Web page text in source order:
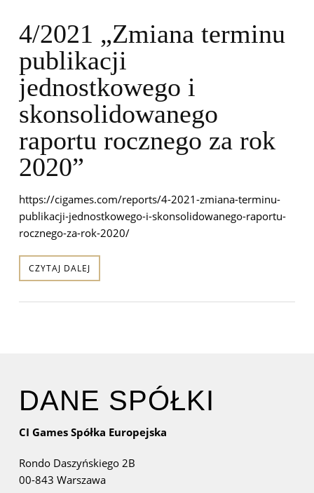
4/2021 „Zmiana terminu
publikacji
jednostkowego i
skonsolidowanego
raportu rocznego za rok
2020”
https://cigames.com/reports/4-2021-zmiana-terminu-
publikacji-jednostkowego-i-skonsolidowanego-raportu-
rocznego-za-rok-2020/
CZYTAJ DALEJ
DANE SPÓŁKI
CI Games Spółka Europejska
Rondo Daszyńskiego 2B
00-843 Warszawa